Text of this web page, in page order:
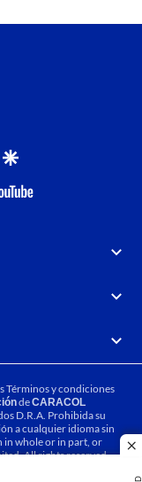
whatsapp
google
youtube-
Términos y condiciones
deCARACOL
D.R.A. Prohibida su
a cualquier idioma sin
in whole or in part, or
All rights reserved